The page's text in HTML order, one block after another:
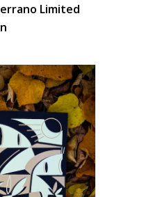
Limited